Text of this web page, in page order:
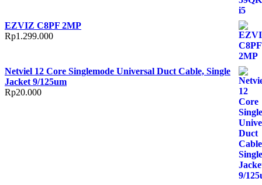
EZVIZ C8PF 2MP
Rp1.299.000
Netviel 12 Core Singlemode Universal Duct Cable, Single
Jacket 9/125um
Rp20.000